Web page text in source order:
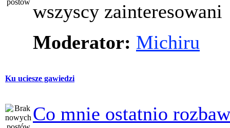
wszyscy zainteresowani
Moderator: Michiru
Ku uciesze gawiedzi
Co mnie ostatnio